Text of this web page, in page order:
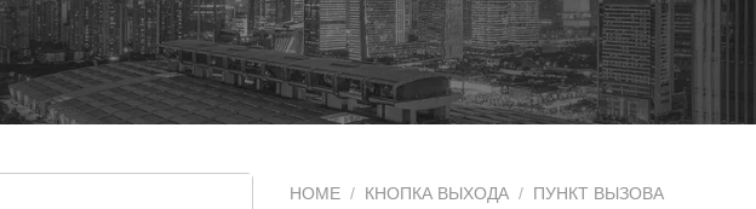
HOME / КНОПКА ВЫХОДА / ПУНКТ ВЫЗОВА